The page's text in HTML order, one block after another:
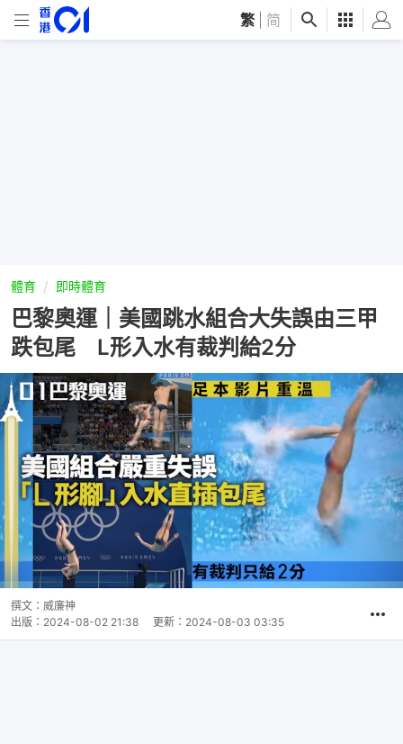
繁 简
體育 即時體育
巴黎奧運｜美國跳水組合大失誤由三甲
跌包尾 L形入水有裁判給2分
撰文： 威廉神
出版： 2024-08-02 21:38 更新： 2024-08-03 03:35